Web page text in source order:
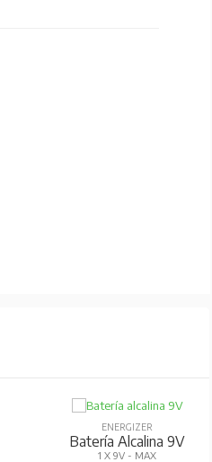
ENERGIZER
Batería Alcalina 9V
1 X 9V - MAX